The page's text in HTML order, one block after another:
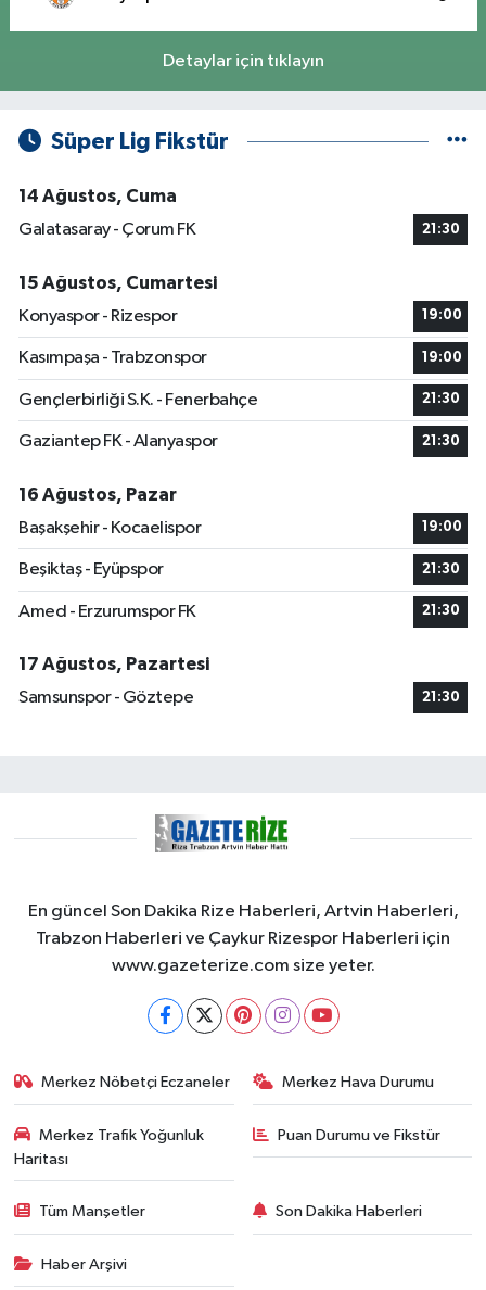
Detaylar için tıklayın
Süper Lig Fikstür
14 Ağustos, Cuma
Galatasaray - Çorum FK
21:30
15 Ağustos, Cumartesi
Konyaspor - Rizespor
19:00
Kasımpaşa - Trabzonspor 19:00
Gençlerbirliği S.K. - Fenerbahçe 21:30
Gaziantep FK - Alanyaspor 21:30
16 Ağustos, Pazar
Başakşehir - Kocaelispor
19:00
Beşiktaş - Eyüpspor 21:30
Amed - Erzurumspor FK 21:30
17 Ağustos, Pazartesi
Samsunspor - Göztepe
21:30
En güncel Son Dakika Rize Haberleri, Artvin Haberleri,
Trabzon Haberleri ve Çaykur Rizespor Haberleri için
www.gazeterize.com size yeter.
Merkez Nöbetçi Eczaneler Merkez Hava Durumu
Merkez Trafik Yoğunluk
Haritası
Puan Durumu ve Fikstür
Tüm Manşetler Son Dakika Haberleri
Haber Arşivi